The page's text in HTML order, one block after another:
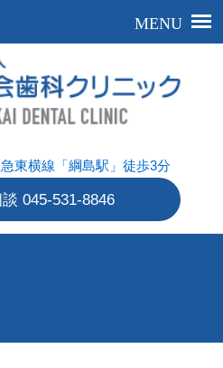
東横線「綱島駅」徒歩3分
045-531-8846